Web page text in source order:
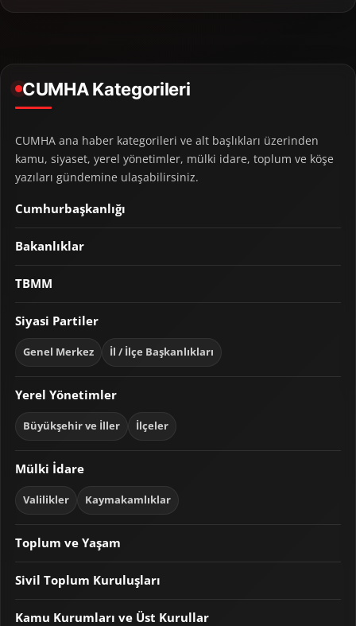
CUMHA Kategorileri
CUMHA ana haber kategorileri ve alt başlıkları üzerinden
kamu, siyaset, yerel yönetimler, mülki idare, toplum ve köşe
yazıları gündemine ulaşabilirsiniz.
Cumhurbaşkanlığı
Bakanlıklar
TBMM
Siyasi Partiler
Genel Merkez İl / İlçe Başkanlıkları
Yerel Yönetimler
Büyükşehir ve İller İlçeler
Mülki İdare
Valilikler Kaymakamlıklar
Toplum ve Yaşam
Sivil Toplum Kuruluşları
Kamu Kurumları ve Üst Kurullar